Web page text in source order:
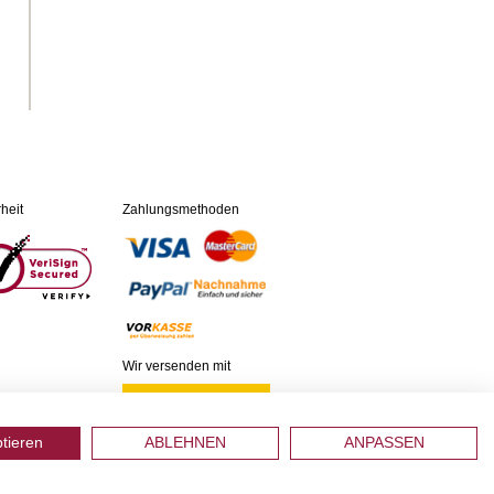
Zahlungsmethoden
Wir versenden mit
ABLEHNEN ANPASSEN